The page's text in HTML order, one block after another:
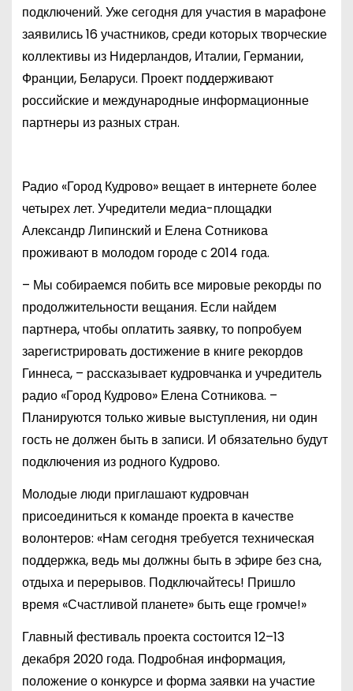
подключений. Уже сегодня для участия в марафоне
заявились 16 участников, среди которых творческие
коллективы из Нидерландов, Италии, Германии,
Франции, Беларуси. Проект поддерживают
российские и международные информационные
партнеры из разных стран.
Радио «Город Кудрово» вещает в интернете более
четырех лет. Учредители медиа-площадки
Александр Липинский и Елена Сотникова
проживают в молодом городе с 2014 года.
– Мы собираемся побить все мировые рекорды по
продолжительности вещания. Если найдем
партнера, чтобы оплатить заявку, то попробуем
зарегистрировать достижение в книге рекордов
Гиннеса, – рассказывает кудровчанка и учредитель
радио «Город Кудрово» Елена Сотникова. –
Планируются только живые выступления, ни один
гость не должен быть в записи. И обязательно будут
подключения из родного Кудрово.
Молодые люди приглашают кудровчан
присоединиться к команде проекта в качестве
волонтеров: «Нам сегодня требуется техническая
поддержка, ведь мы должны быть в эфире без сна,
отдыха и перерывов. Подключайтесь! Пришло
время «Счастливой планете» быть еще громче!»
Главный фестиваль проекта состоится 12–13
декабря 2020 года. Подробная информация,
положение о конкурсе и форма заявки на участие